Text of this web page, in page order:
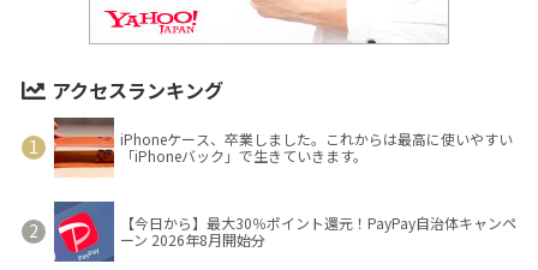
アクセスランキング
iPhoneケース、卒業しました。これからは最高に使いやすい
「iPhoneバック」で生きていきます。
【今日から】最大30％ポイント還元！PayPay自治体キャンペ
ーン 2026年8月開始分